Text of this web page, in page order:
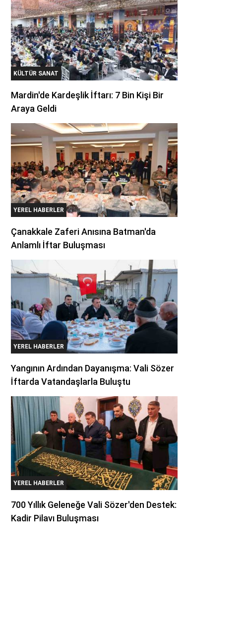
KÜLTÜR SANAT
Mardin'de Kardeşlik İftarı: 7 Bin Kişi Bir
Araya Geldi
YEREL HABERLER
Çanakkale Zaferi Anısına Batman'da
Anlamlı İftar Buluşması
YEREL HABERLER
Yangının Ardından Dayanışma: Vali Sözer
İftarda Vatandaşlarla Buluştu
YEREL HABERLER
700 Yıllık Geleneğe Vali Sözer'den Destek:
Kadir Pilavı Buluşması